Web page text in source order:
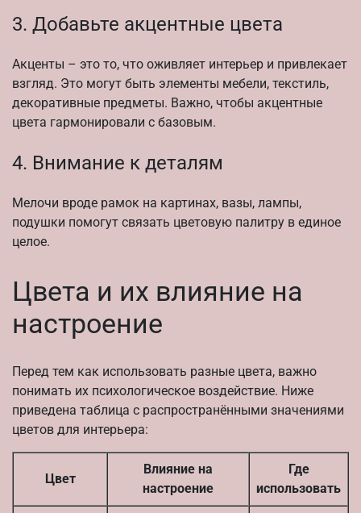
3. Добавьте акцентные цвета
Акценты – это то, что оживляет интерьер и привлекает
взгляд. Это могут быть элементы мебели, текстиль,
декоративные предметы. Важно, чтобы акцентные
цвета гармонировали с базовым.
4. Внимание к деталям
Мелочи вроде рамок на картинах, вазы, лампы,
подушки помогут связать цветовую палитру в единое
целое.
Цвета и их влияние на
настроение
Перед тем как использовать разные цвета, важно
понимать их психологическое воздействие. Ниже
приведена таблица с распространёнными значениями
цветов для интерьера:
Цвет
Влияние на
настроение
Где
использовать